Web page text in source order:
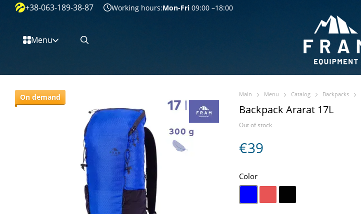
Перейти к основному контенту
+38-063-189-38-87 Working hours:Mon-Fri 09:00 –18:00
Menu
On demand Main Menu Catalog Backpacks
Backpack Ararat 17L
Out of stock
€39
Color